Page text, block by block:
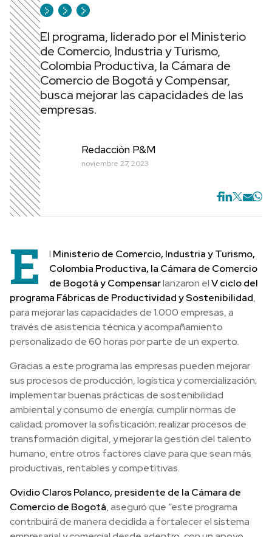
El programa, liderado por el Ministerio
de Comercio, Industria y Turismo,
Colombia Productiva, la Cámara de
Comercio de Bogotá y Compensar,
busca mejorar las capacidades de las
empresas.
Redacción P&M
noviembre 27, 2023
E l Ministerio de Comercio, Industria y Turismo,
Colombia Productiva, la Cámara de Comercio
de Bogotá y Compensarlanzaron elV ciclo del
programa Fábricas de Productividad y Sostenibilidad,
para mejorar las capacidades de 1.000 empresas, a
través de asistencia técnica y acompañamiento
personalizado de 60 horas por parte de un experto.
Gracias a este programa las empresas pueden mejorar
sus procesos de producción, logística y comercialización;
implementar buenas prácticas de sostenibilidad
ambiental y consumo de energía; cumplir normas de
calidad; promover la sofisticación; realizar procesos de
transformación digital, y mejorar la gestión del talento
humano, entre otros factores clave para que sean más
productivas, rentables y competitivas.
Ovidio Claros Polanco, presidente de la Cámara de
Comercio de Bogotá, aseguró que “este programa
contribuirá de manera decidida a fortalecer el sistema